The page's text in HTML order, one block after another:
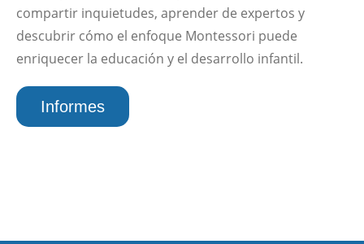
compartir inquietudes, aprender de expertos y
descubrir cómo el enfoque Montessori puede
enriquecer la educación y el desarrollo infantil.
Informes